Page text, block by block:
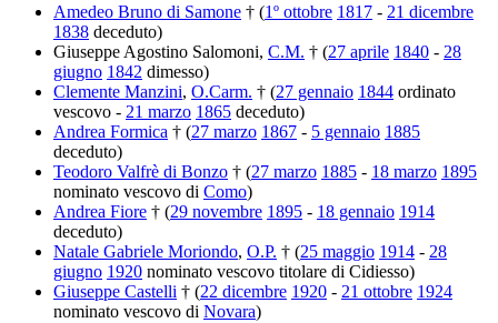
Amedeo Bruno di Samone † (1º ottobre 1817 - 21 dicembre
1838 deceduto)
Giuseppe Agostino Salomoni, C.M. † (27 aprile 1840 - 28
giugno 1842 dimesso)
Clemente Manzini, O.Carm. † (27 gennaio 1844 ordinato
vescovo - 21 marzo 1865 deceduto)
Andrea Formica † (27 marzo 1867 - 5 gennaio 1885
deceduto)
Teodoro Valfrè di Bonzo † (27 marzo 1885 - 18 marzo 1895
nominato vescovo di Como)
Andrea Fiore † (29 novembre 1895 - 18 gennaio 1914
deceduto)
Natale Gabriele Moriondo, O.P. † (25 maggio 1914 - 28
giugno 1920 nominato vescovo titolare di Cidiesso)
Giuseppe Castelli † (22 dicembre 1920 - 21 ottobre 1924
nominato vescovo di Novara)